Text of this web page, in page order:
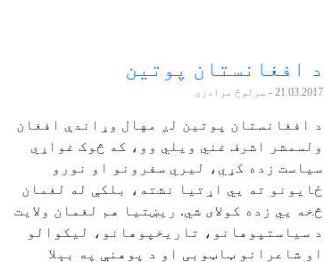
د افغانستان پوتین
21.03.2017 - سرلوڅ مرادزی
د افغانستان پوتین لږ مهال وړاندې افغان
ولسمشر اشرف غني ویلي وو، که څوک غواړي
سیاست زده کړي، لیري سفرونو او نورو
ځایونو ته يي اړتیا نشته، بلکې له لغمان
څخه يي زده کولای شي. ریښتیا هم لغمان ولایت
د سیاستپوهانو، تاریخپوهانو، لیکوالو
او شاعرانو ټاټوبی او د پوهنې په بېلا